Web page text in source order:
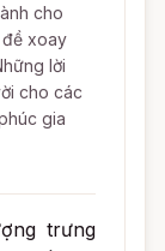
cho
xoay
lời
cho các
gia
trưng